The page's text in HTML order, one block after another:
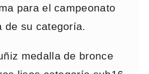
para el campeonato
de su categoría.
medalla de bronce